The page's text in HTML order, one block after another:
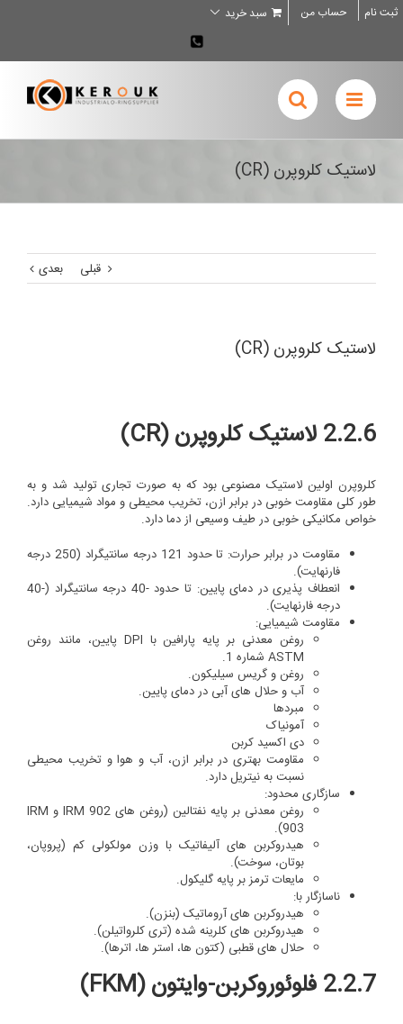
Skip
to
ثبت نام حساب من سبد خرید
02636707898
لاستیک کلروپرن (CR)
قبلی بعدی
لاستیک کلروپرن (CR)
2.2.6 لاستیک کلروپرن (CR)
کلروپرن اولین لاستیک مصنوعی بود که به صورت تجاری تولید شد و به
طور کلی مقاومت خوبی در برابر ازن، تخریب محیطی و مواد شیمیایی دارد.
خواص مکانیکی خوبی در طیف وسیعی از دما دارد.
مقاومت در برابر حرارت: تا حدود 121 درجه سانتیگراد (250 درجه
فارنهایت).
انعطاف پذیری در دمای پایین: تا حدود -40 درجه سانتیگراد (-40
درجه فارنهایت).
مقاومت شیمیایی:
روغن معدنی بر پایه پارافین با DPI پایین، مانند روغن
ASTM شماره 1.
روغن و گریس سیلیکون.
آب و حلال های آبی در دمای پایین.
مبردها
آمونیاک
دی اکسید کربن
مقاومت بهتری در برابر ازن، آب و هوا و تخریب محیطی
نسبت به نیتریل دارد.
سازگاری محدود:
روغن معدنی بر پایه نفتالین (روغن های IRM 902 و IRM
903).
هیدروکربن های آلیفاتیک با وزن مولکولی کم (پروپان،
بوتان، سوخت).
مایعات ترمز بر پایه گلیکول.
ناسازگار با:
هیدروکربن های آروماتیک (بنزن).
هیدروکربن های کلرینه شده (تری کلرواتیلن).
حلال های قطبی (کتون ها، استر ها، اترها).
2.2.7 فلوئوروکربن-وایتون (FKM)